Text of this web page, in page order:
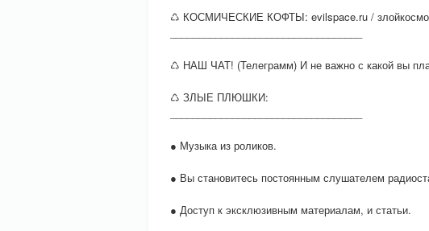
♺ КОСМИЧЕСКИЕ КОФТЫ: evilspace.ru /
♺ НАШ ЧАТ! (Телеграмм) И не важно с какой вы
♺ ЗЛЫЕ ПЛЮШКИ:
● Музыка из роликов.
● Вы становитесь постоянным слушателем
● Доступ к эксклюзивным материалам, и статьи.